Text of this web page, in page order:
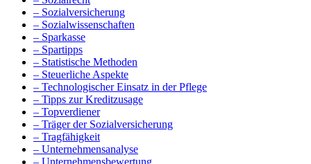
– Sozialversicherung
– Sozialwissenschaften
– Sparkasse
– Spartipps
– Statistische Methoden
– Steuerliche Aspekte
– Technologischer Einsatz in der Pflege
– Tipps zur Kreditzusage
– Topverdiener
– Träger der Sozialversicherung
– Tragfähigkeit
– Unternehmensanalyse